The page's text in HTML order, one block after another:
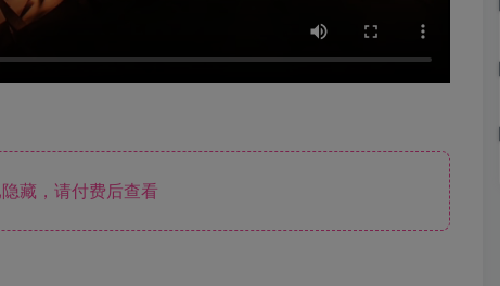
藏，请付费后查看